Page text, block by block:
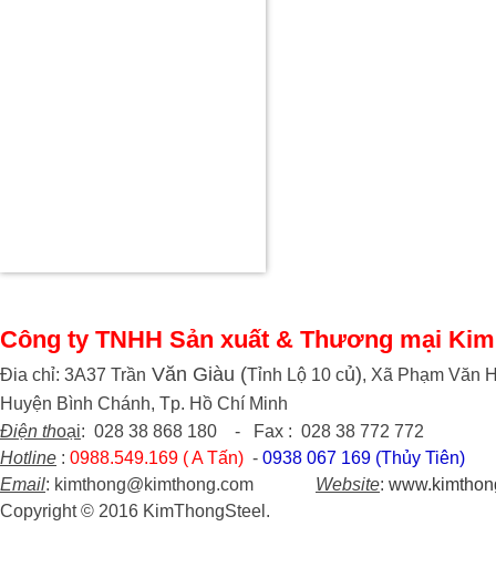
Công ty TNHH Sản xuất & Thương mại
Đia chỉ: 3A37 Trần Văn Giàu (Tỉnh Lộ 10 củ), Xã Phạm Văn
Huyện Bình Chánh, Tp. Hồ Chí Minh
Điện thoại: 028 38 868 180 - Fax : 028 38 772 772
Hotline : 0988.549.169 ( A Tấn) - 0938 067 169 (Thủy Tiên)
Email: kimthong@kimthong.com Website:
Copyright © 2016 KimThongSteel.